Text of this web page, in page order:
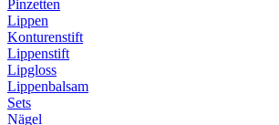
Pinzetten
Lippen
Konturenstift
Lippenstift
Lipgloss
Lippenbalsam
Sets
Nägel